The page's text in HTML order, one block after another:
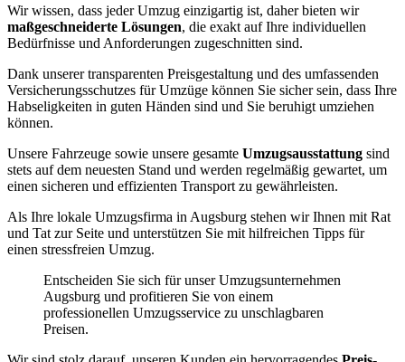
Wir wissen, dass jeder Umzug einzigartig ist, daher bieten wir
maßgeschneiderte Lösungen, die exakt auf Ihre individuellen
Bedürfnisse und Anforderungen zugeschnitten sind.
Dank unserer transparenten Preisgestaltung und des umfassenden
Versicherungsschutzes für Umzüge können Sie sicher sein, dass Ihre
Habseligkeiten in guten Händen sind und Sie beruhigt umziehen
können.
Unsere Fahrzeuge sowie unsere gesamte Umzugsausstattung sind
stets auf dem neuesten Stand und werden regelmäßig gewartet, um
einen sicheren und effizienten Transport zu gewährleisten.
Als Ihre lokale Umzugsfirma in Augsburg stehen wir Ihnen mit Rat
und Tat zur Seite und unterstützen Sie mit hilfreichen Tipps für
einen stressfreien Umzug.
Entscheiden Sie sich für unser Umzugsunternehmen
Augsburg und profitieren Sie von einem
professionellen Umzugsservice zu unschlagbaren
Preisen.